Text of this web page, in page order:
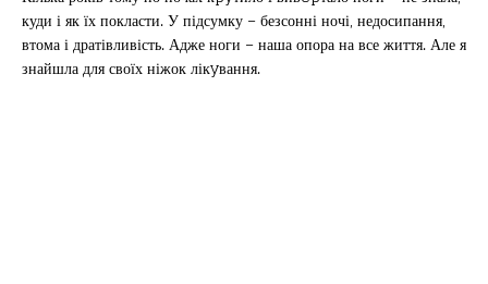
куди і як їх покласти. У підсумку – безсонні ночі, недосипання,
втома і дратівливість. Адже ноги – наша опора на все життя. Але я
знайшла для своїх ніжок лікyвання.